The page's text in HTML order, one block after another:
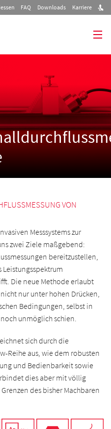
FAQ Downloads Karriere
VON
Messsystems zur
zwei Ziele maßgebend:
bereitzustellen,
Die neue Methode erlaubt
nur unter hohen Drücken,
Bedingungen, selbst in
unmöglich schien.
sich durch die
Reihe aus, wie dem robusten
und Bedienbarkeit sowie
dies aber mit völlig
des bisher Machbaren